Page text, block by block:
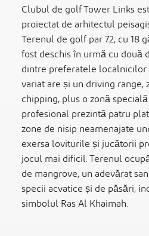
Clubul de golf Tower Links
proiectat de arhitectul
Terenul de golf par 72, cu 18
fost deschis în urmă cu două
dintre preferatele
variat are și un driving
chipping, plus o zonă
profesional prezintă patru
zone de nisip neamenajate
exersa loviturile și jucătorii
jocul mai dificil. Terenul
de mangrove, un adevărat
specii acvatice și de păsări,
simbolul Ras Al Khaimah.